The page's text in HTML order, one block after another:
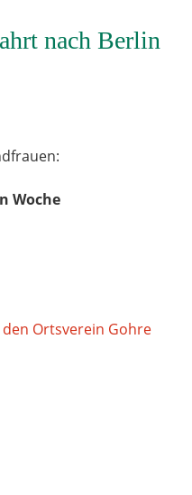
nach Berlin
Woche
Ortsverein Gohre